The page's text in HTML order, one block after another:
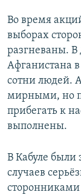
Во время
выборах
разгневаны. В
Афганистана
сотни людей.
мирными, но
прибегать к
выполнены.
В Кабуле были
случаев
сторонниками